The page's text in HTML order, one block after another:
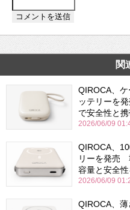
関
QIROCA、
ッテリーを
で安全性と
2026/06/09
QIROCA、
リーを発売
容量と安全
2026/06/09
QIROCA、